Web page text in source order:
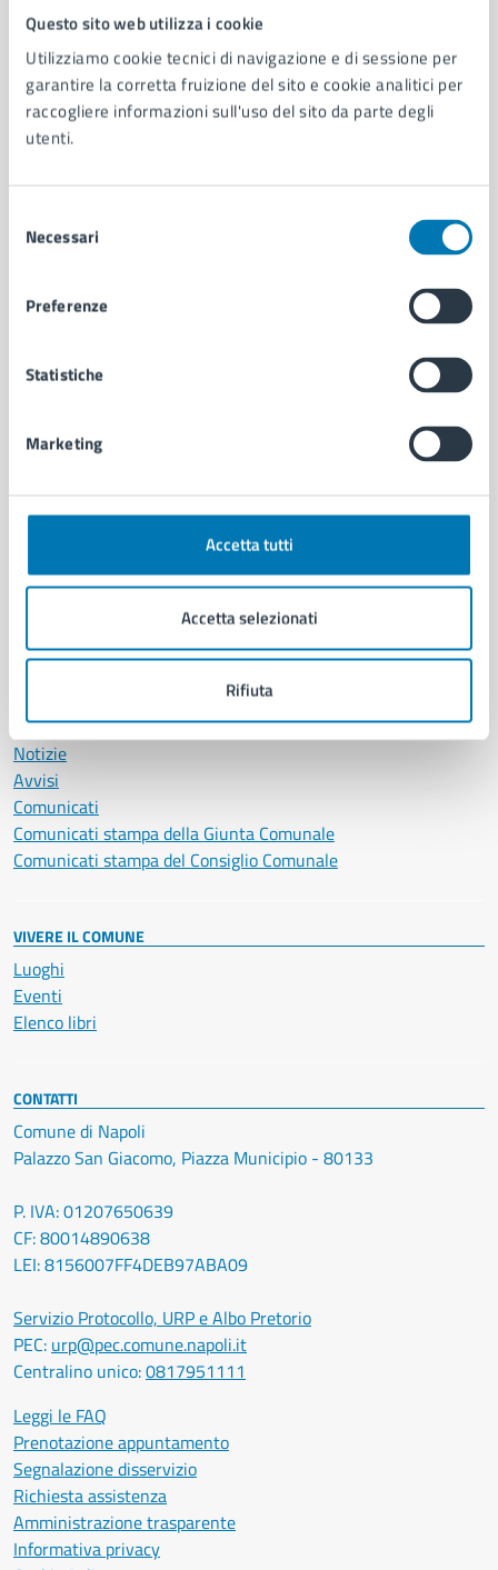
Questo sito web utilizza i cookie
Utilizziamo cookie tecnici di navigazione e di sessione per
garantire la corretta fruizione del sito e cookie analitici per
raccogliere informazioni sull'uso del sito da parte degli
utenti.
delNecessari
Preferenze
Statistiche
Marketing
Accetta tutti
Accetta selezionati
Rifiuta
AMMINISTRAZIONE
Aree amministrative
Organi di governo
Municipalità
Uffici
Documenti e dati
Ambiente
Autorizzazioni
Cultura e tempo libero
Educazione e formazione
Giustizia e sicurezza pubblica
Salute, benessere e assistenza
Vita lavorativa
NOVITÀ
Notizie
Avvisi
Comunicati
Comunicati stampa della Giunta Comunale
Comunicati stampa del Consiglio Comunale
VIVERE IL COMUNE
Luoghi
Eventi
Elenco libri
CONTATTI
Comune di Napoli
Palazzo San Giacomo, Piazza Municipio - 80133
P. IVA: 01207650639
CF: 80014890638
LEI: 8156007FF4DEB97ABA09
Servizio Protocollo, URP e Albo Pretorio
PEC: urp@pec.comune.napoli.it
Centralino unico:0817951111
Leggi le FAQ
Prenotazione appuntamento
Segnalazione disservizio
Richiesta assistenza
Amministrazione trasparente
Informativa privacy